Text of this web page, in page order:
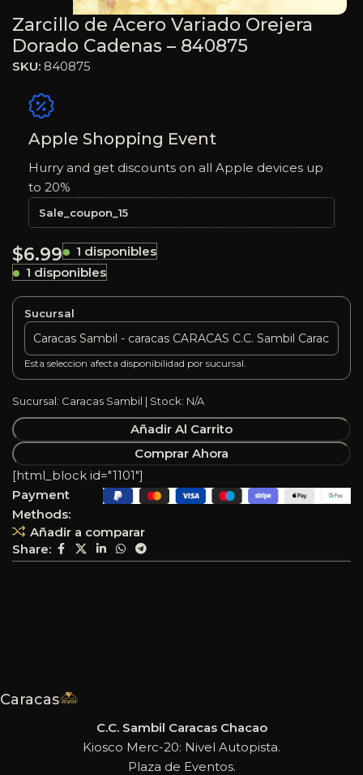
Zarcillo de Acero Variado Orejera
Dorado Cadenas – 840875
SKU: 840875
Apple Shopping Event
Hurry and get discounts on all Apple devices up
to 20%
Sale_coupon_15
$6.99
1 disponibles
1 disponibles
Sucursal
Esta seleccion afecta disponibilidad por sucursal.
Sucursal: Caracas Sambil | Stock: N/A
Añadir Al Carrito
Comprar Ahora
Añadir a comparar
Share:
[html_block id="1101"]
Payment
Methods:
Caracas
C.C. Sambil Caracas Chacao
Kiosco Merc-20: Nivel Autopista.
Plaza de Eventos.